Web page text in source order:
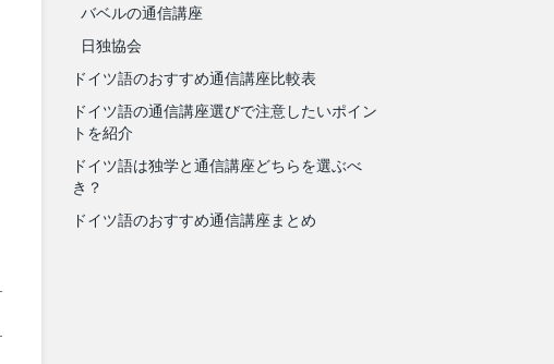
バベルの通信講座
日独協会
ドイツ語のおすすめ通信講座比較表
ドイツ語の通信講座選びで注意したいポイン
トを紹介
ドイツ語は独学と通信講座どちらを選ぶべ
き？
ドイツ語のおすすめ通信講座まとめ